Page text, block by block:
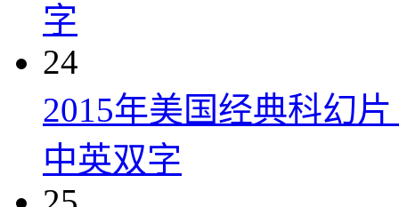
字
24
2015年美国经典科幻
中英双字